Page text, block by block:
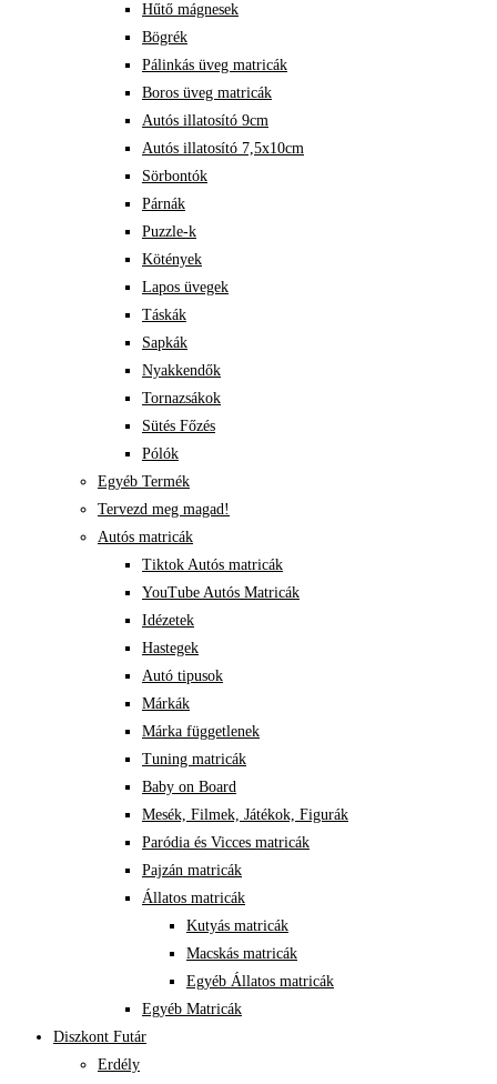
Hűtő mágnesek
Bögrék
Pálinkás üveg matricák
Boros üveg matricák
Autós illatosító 9cm
Autós illatosító 7,5x10cm
Sörbontók
Párnák
Puzzle-k
Kötények
Lapos üvegek
Táskák
Sapkák
Nyakkendők
Tornazsákok
Sütés Főzés
Pólók
Egyéb Termék
Tervezd meg magad!
Autós matricák
Tiktok Autós matricák
YouTube Autós Matricák
Idézetek
Hastegek
Autó tipusok
Márkák
Márka függetlenek
Tuning matricák
Baby on Board
Mesék, Filmek, Játékok, Figurák
Paródia és Vicces matricák
Pajzán matricák
Állatos matricák
Kutyás matricák
Macskás matricák
Egyéb Állatos matricák
Egyéb Matricák
Diszkont Futár
Erdély